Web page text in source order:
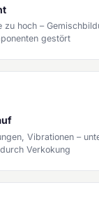
zu hoch –
gestört
Vibrationen –
Verkokung